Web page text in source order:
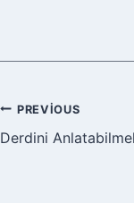
Yazı
gezinmesi
PREVIOUS
Derdini